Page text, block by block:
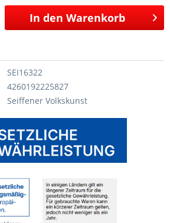
In den Warenkorb
SEI16322
4260192225827
Seiffener Volkskunst